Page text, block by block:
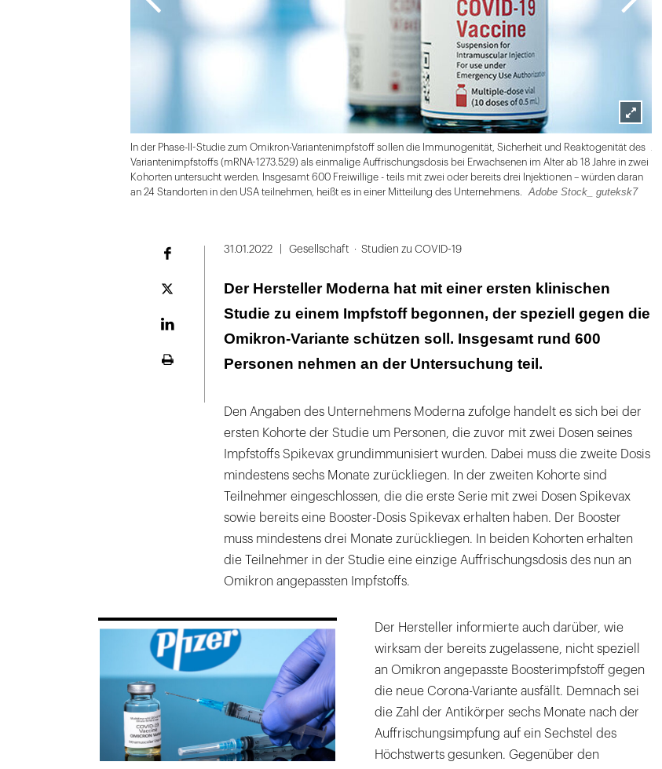
Lightbox
öffnen
In der Phase-II-Studie zum Omikron-Variantenimpfstoff sollen die Immunogenität, Sicherheit und Reaktogenität des
Variantenimpfstoffs (mRNA-1273.529) als einmalige Auffrischungsdosis bei Erwachsenen im Alter ab 18 Jahre in zwei
Kohorten untersucht werden. Insgesamt 600 Freiwillige - teils mit zwei oder bereits drei Injektionen – würden daran
an 24 Standorten in den USA teilnehmen, heißt es in einer Mitteilung des Unternehmens.
Adobe Stock_ guteksk7
Plattform
31.01.2022 Gesellschaft Studien zu COVID-19
Der Hersteller Moderna hat mit einer ersten klinischen
Studie zu einem Impfstoff begonnen, der speziell gegen die
Omikron-Variante schützen soll. Insgesamt rund 600
Personen nehmen an der Untersuchung teil.
Den Angaben des Unternehmens Moderna zufolge handelt es sich bei der
ersten Kohorte der Studie um Personen, die zuvor mit zwei Dosen seines
Impfstoffs Spikevax grundimmunisiert wurden. Dabei muss die zweite Dosis
mindestens sechs Monate zurückliegen. In der zweiten Kohorte sind
Teilnehmer eingeschlossen, die die erste Serie mit zwei Dosen Spikevax
sowie bereits eine Booster-Dosis Spikevax erhalten haben. Der Booster
muss mindestens drei Monate zurückliegen. In beiden Kohorten erhalten
die Teilnehmer in der Studie eine einzige Auffrischungsdosis des nun an
Omikron angepassten Impfstoffs.
Der Hersteller informierte auch darüber, wie
wirksam der bereits zugelassene, nicht speziell
an Omikron angepasste Boosterimpfstoff gegen
die neue Corona-Variante ausfällt. Demnach sei
die Zahl der Antikörper sechs Monate nach der
Auffrischungsimpfung auf ein Sechstel des
Höchstwerts gesunken. Gegenüber den